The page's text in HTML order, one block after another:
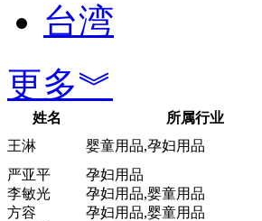
台湾
更多︾
姓名 所属行业
王淋
婴童用品,孕妇用品
严亚平
孕妇用品
李敏光
孕妇用品,婴童用品
方容
孕妇用品,婴童用品